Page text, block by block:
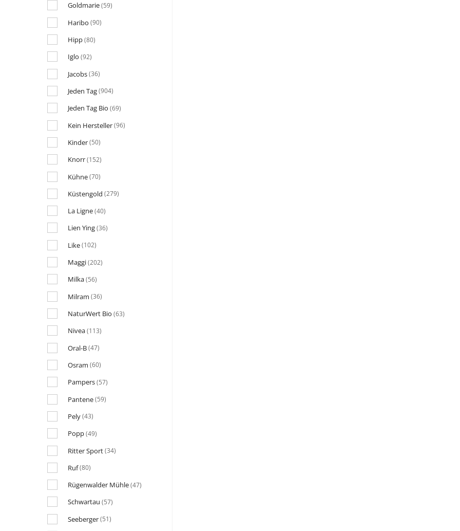
Goldmarie(59)
Haribo (90)
Hipp(80)
Iglo (92)
Jacobs(36)
Jeden Tag(904)
Jeden Tag Bio (69)
Kein Hersteller(96)
Kinder(50)
Knorr(152)
Kühne(70)
Küstengold (279)
La Ligne(40)
Lien Ying(36)
Like(102)
Maggi(202)
Milka(56)
Milram (36)
NaturWert Bio (63)
Nivea(113)
Oral-B(47)
Osram (60)
Pampers(57)
Pantene(59)
Pely(43)
Popp(49)
Ritter Sport(34)
Ruf(80)
Rügenwalder Mühle(47)
Schwartau (57)
Seeberger(51)